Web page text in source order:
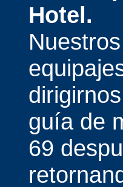
Hotel.
guía de
69